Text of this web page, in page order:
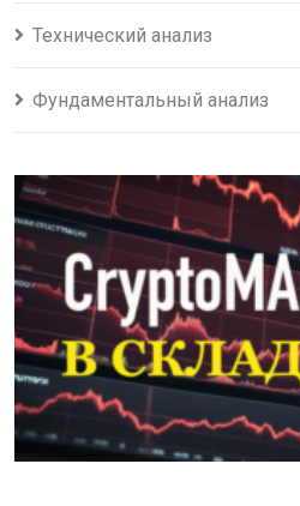
Технический анализ
Фундаментальный анализ